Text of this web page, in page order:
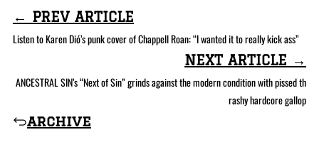
← PREV ARTICLE
Listen to Karen Dió’s punk cover of Chappell Roan: “I wanted it to really kick ass”
archive
NEXT ARTICLE →
ANCESTRAL SIN’s “Next of Sin” grinds against the modern condition with pissed th
rashy hardcore gallop